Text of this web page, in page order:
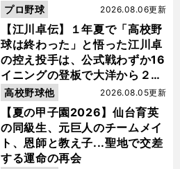
【江川卓伝】１年夏で「高校野
球は終わった」と悟った江川卓
の控え投手は、公式戦わずか16
イニングの登板で大洋から２位
指名を受けた
2026.08.06更新
プロ野球
【夏の甲子園2026】仙台育英
の同級生、元巨人のチームメイ
ト、恩師と教え子...聖地で交差
する運命の再会
2026.08.05更新
高校野球他